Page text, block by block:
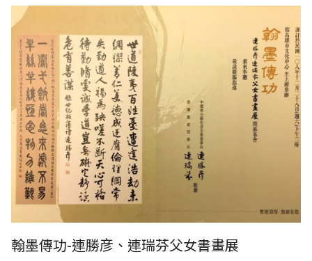
翰墨傳功-連勝彦、連瑞芬父女書畫展
翰墨傳功-連勝彦、連瑞芬父女書畫展